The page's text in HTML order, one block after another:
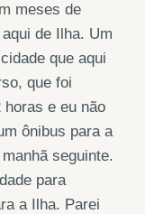
meses de
de Ilha. Um
que aqui
que foi
e eu não
ônibus para a
seguinte.
para
a Ilha. Parei